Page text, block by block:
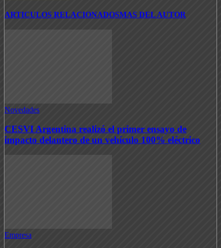
ARTICULOS RELACIONADOSMAS DEL AUTOR
Novedades
CESVI Argentina realizó el primer ensayo de
impacto delantero de un vehículo 100% eléctrico
Empresa